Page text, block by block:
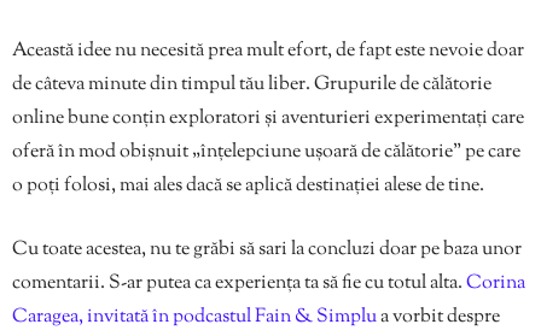
Această idee nu necesită prea mult efort, de fapt este nevoie doar
de câteva minute din timpul tău liber. Grupurile de călătorie
online bune conțin exploratori și aventurieri experimentați care
oferă în mod obișnuit „înțelepciune ușoară de călătorie” pe care
o poți folosi, mai ales dacă se aplică destinației alese de tine.
Cu toate acestea, nu te grăbi să sari la concluzi doar pe baza unor
comentarii. S-ar putea ca experiența ta să fie cu totul alta.Corina
Caragea, invitată în podcastul Fain & Simplua vorbit despre